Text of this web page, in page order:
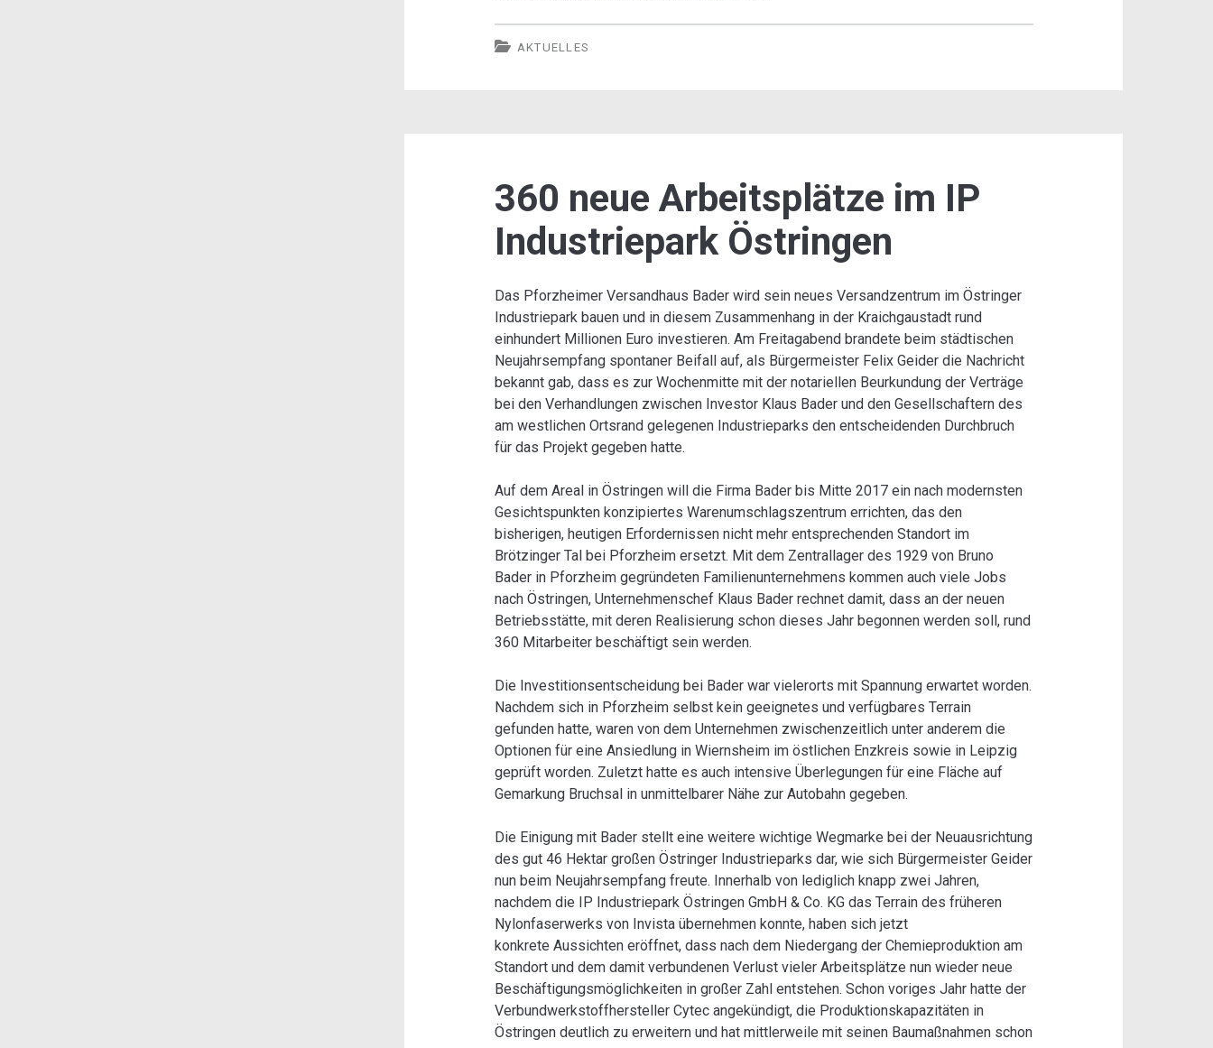
AKTUELLES
360 neue Arbeitsplätze im IP
Industriepark Östringen
Das Pforzheimer Versandhaus Bader wird sein neues Versandzentrum im Östringer
Industriepark bauen und in diesem Zusammenhang in der Kraichgaustadt rund
einhundert Millionen Euro investieren. Am Freitagabend brandete beim städtischen
Neujahrsempfang spontaner Beifall auf, als Bürgermeister Felix Geider die Nachricht
bekannt gab, dass es zur Wochenmitte mit der notariellen Beurkundung der Verträge
bei den Verhandlungen zwischen Investor Klaus Bader und den Gesellschaftern des
am westlichen Ortsrand gelegenen Industrieparks den entscheidenden Durchbruch
für das Projekt gegeben hatte.
Auf dem Areal in Östringen will die Firma Bader bis Mitte 2017 ein nach modernsten
Gesichtspunkten konzipiertes Warenumschlagszentrum errichten, das den
bisherigen, heutigen Erfordernissen nicht mehr entsprechenden Standort im
Brötzinger Tal bei Pforzheim ersetzt. Mit dem Zentrallager des 1929 von Bruno
Bader in Pforzheim gegründeten Familienunternehmens kommen auch viele Jobs
nach Östringen, Unternehmenschef Klaus Bader rechnet damit, dass an der neuen
Betriebsstätte, mit deren Realisierung schon dieses Jahr begonnen werden soll, rund
360 Mitarbeiter beschäftigt sein werden.
Die Investitionsentscheidung bei Bader war vielerorts mit Spannung erwartet worden.
Nachdem sich in Pforzheim selbst kein geeignetes und verfügbares Terrain
gefunden hatte, waren von dem Unternehmen zwischenzeitlich unter anderem die
Optionen für eine Ansiedlung in Wiernsheim im östlichen Enzkreis sowie in Leipzig
geprüft worden. Zuletzt hatte es auch intensive Überlegungen für eine Fläche auf
Gemarkung Bruchsal in unmittelbarer Nähe zur Autobahn gegeben.
Die Einigung mit Bader stellt eine weitere wichtige Wegmarke bei der Neuausrichtung
des gut 46 Hektar großen Östringer Industrieparks dar, wie sich Bürgermeister Geider
nun beim Neujahrsempfang freute. Innerhalb von lediglich knapp zwei Jahren,
nachdem die IP Industriepark Östringen GmbH & Co. KG das Terrain des früheren
Nylonfaserwerks von Invista übernehmen konnte, haben sich jetzt
konkrete Aussichten eröffnet, dass nach dem Niedergang der Chemieproduktion am
Standort und dem damit verbundenen Verlust vieler Arbeitsplätze nun wieder neue
Beschäftigungsmöglichkeiten in großer Zahl entstehen. Schon voriges Jahr hatte der
Verbundwerkstoffhersteller Cytec angekündigt, die Produktionskapazitäten in
Östringen deutlich zu erweitern und hat mittlerweile mit seinen Baumaßnahmen schon